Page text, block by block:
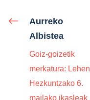
Aurreko
Albistea
Goiz-goizetik
merkatura: Lehen
Hezkuntzako 6.
mailako ikasleak